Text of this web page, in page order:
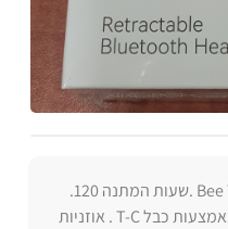
אוזניות רולר בלוטות מבית Bee Tech .שעות המתנה 120.
18 שעות שיחה ומוזיקה . טעינה באמצעות כבל T-C . אוזניות